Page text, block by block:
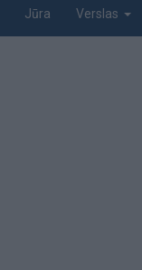
Jūra Verslas